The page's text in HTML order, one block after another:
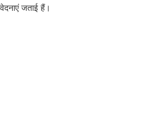
जताई हैं।